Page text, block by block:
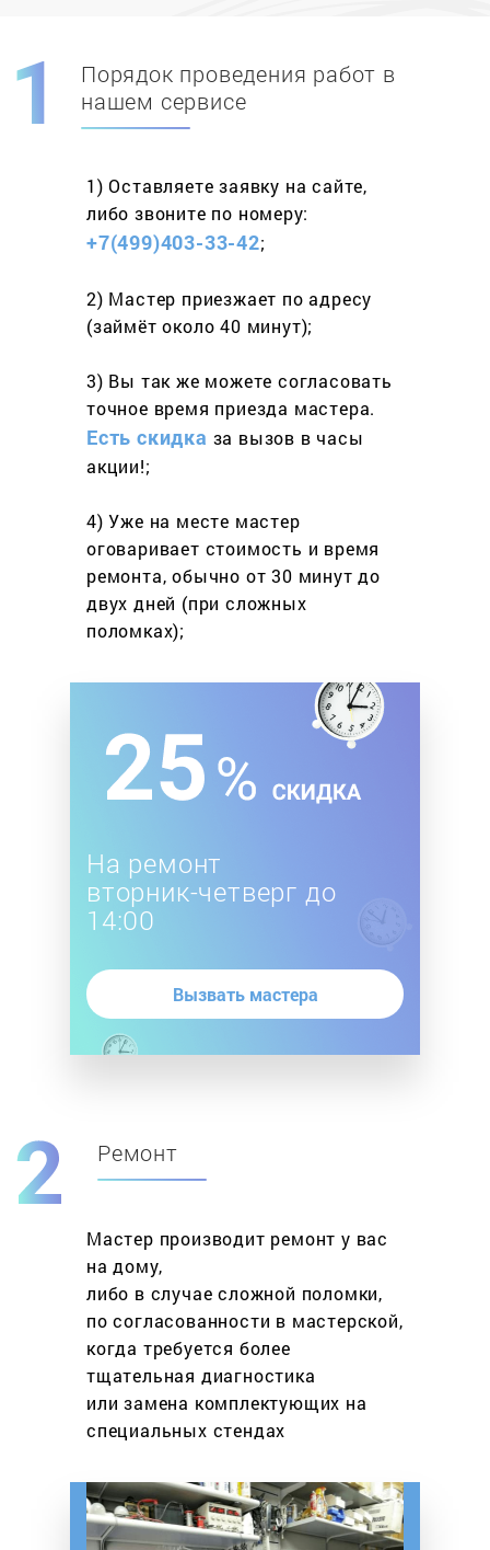
Скидка при первомзаказе на адрес
составит 15%
Работаем более 10 лет
весь спектр услуг
Порядок проведения работ в
нашем сервисе
1) Оставляете заявку на сайте,
либо звоните по номеру:
+7(499)403-33-42;
2) Мастер приезжает по адресу
(займёт около 40 минут);
3) Вы так же можете согласовать
точное время приезда мастера.
Есть скидка за вызов в часы
акции!;
4) Уже на месте мастер
оговаривает стоимость и время
ремонта, обычно от 30 минут до
двух дней (при сложных
поломках);
На ремонт
вторник-четверг до
14:00
Вызвать мастера
Ремонт
Мастер производит ремонт у вас
на дому,
либо в случае сложной поломки,
по согласованности в мастерской,
когда требуется более
тщательная диагностика
или замена комплектующих на
специальных стендах